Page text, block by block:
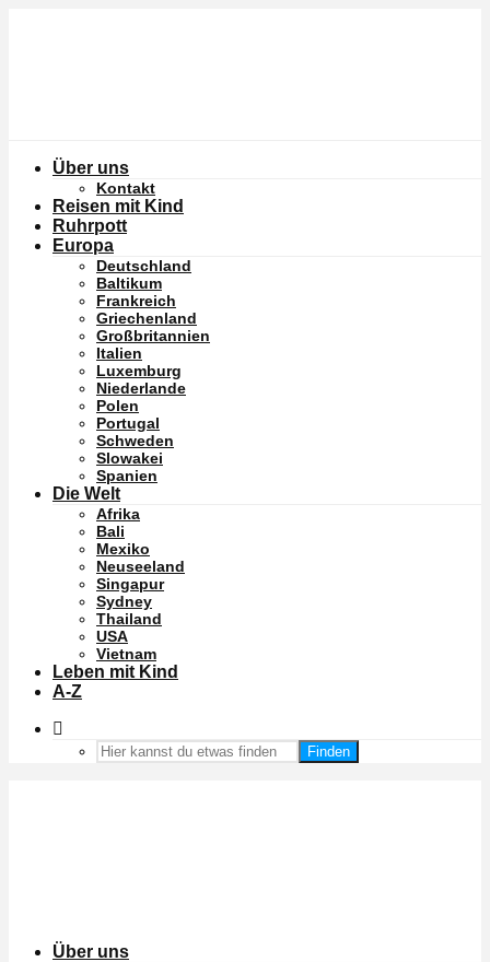
Über uns
Kontakt
Reisen mit Kind
Ruhrpott
Europa
Deutschland
Baltikum
Frankreich
Griechenland
Großbritannien
Italien
Luxemburg
Niederlande
Polen
Portugal
Schweden
Slowakei
Spanien
Die Welt
Afrika
Bali
Mexiko
Neuseeland
Singapur
Sydney
Thailand
USA
Vietnam
Leben mit Kind
A-Z
Finden
Über uns